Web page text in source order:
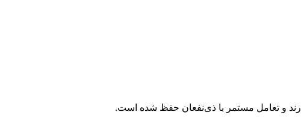
و تعامل مستمر با ذی‌نفعان حفظ شده است.